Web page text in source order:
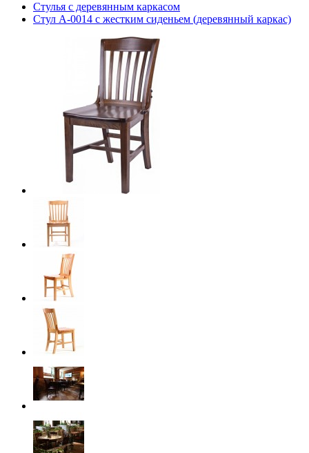
Cтулья с деревянным каркасом
Стул А-0014 с жестким сиденьем (деревянный каркас)